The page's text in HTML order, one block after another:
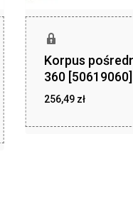
Korpus
360 [50619060]
256,49 zł